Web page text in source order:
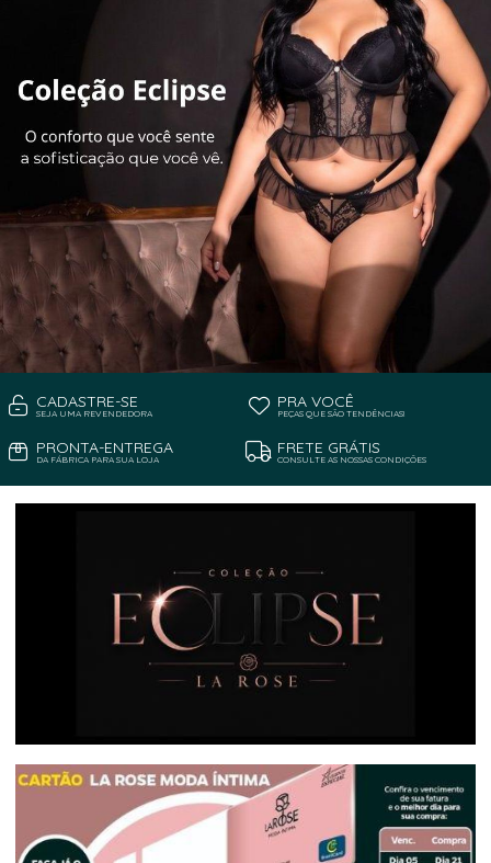
CADASTRE-SE
SEJA UMA REVENDEDORA
PRA VOCÊ
PEÇAS QUE SÃO TENDÊNCIAS!
PRONTA-ENTREGA
DA FÁBRICA PARA SUA LOJA
FRETE GRÁTIS
CONSULTE AS NOSSAS CONDIÇÕES